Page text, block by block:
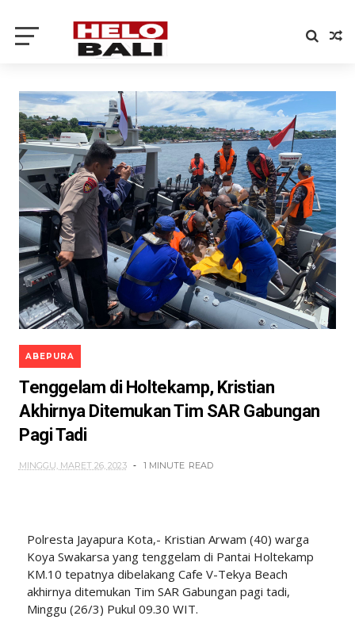
ABEPURA
Tenggelam di Holtekamp, Kristian
Akhirnya Ditemukan Tim SAR Gabungan
Pagi Tadi
MINGGU, MARET 26, 2023 1 MINUTE READ
Polresta Jayapura Kota,- Kristian Arwam (40) warga
Koya Swakarsa yang tenggelam di Pantai Holtekamp
KM.10 tepatnya dibelakang Cafe V-Tekya Beach
akhirnya ditemukan Tim SAR Gabungan pagi tadi,
Minggu (26/3) Pukul 09.30 WIT.